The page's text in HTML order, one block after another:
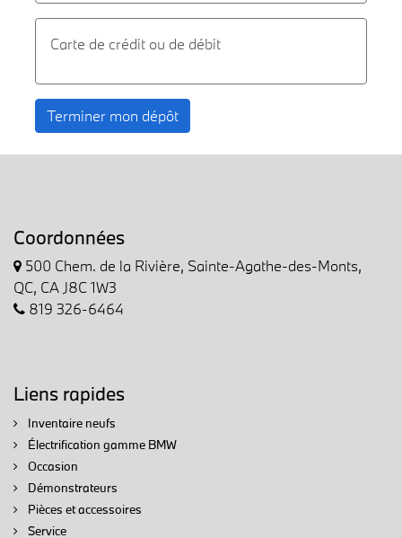
Carte de crédit ou de débit
Terminer mon dépôt
Coordonnées
500 Chem. de la Rivière, Sainte-Agathe-des-Monts,
QC, CA J8C 1W3
819 326-6464
Liens rapides
Inventaire neufs
Électrification gamme BMW
Occasion
Démonstrateurs
Pièces et accessoires
Service